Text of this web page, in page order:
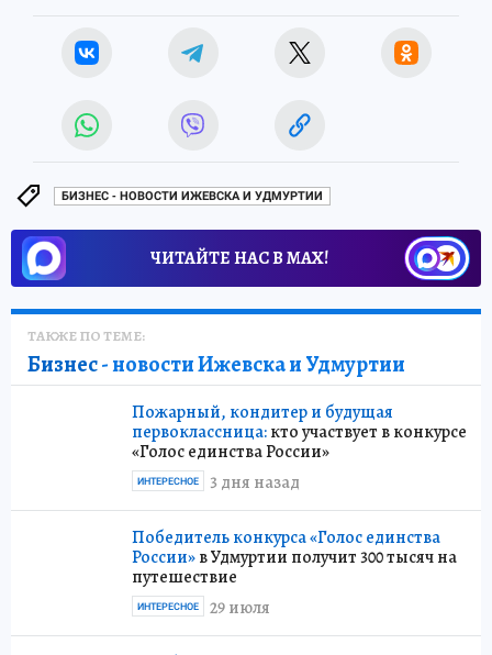
БИЗНЕС - НОВОСТИ ИЖЕВСКА И УДМУРТИИ
ЧИТАЙТЕ НАС В МАХ!
ТАКЖЕ ПО ТЕМЕ:
Бизнес- новости Ижевска и Удмуртии
Пожарный, кондитер и будущая
первоклассница:кто участвует в конкурсе
«Голос единства России»
3 дня назад
ИНТЕРЕСНОЕ
Победитель конкурса «Голос единства
России»в Удмуртии получит 300 тысяч на
путешествие
29 июля
ИНТЕРЕСНОЕ